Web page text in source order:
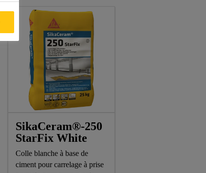
SikaCeram®-250
StarFix White
Colle blanche à base de
ciment pour carrelage à prise